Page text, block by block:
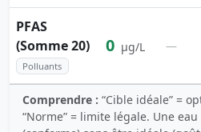
PFAS
(Somme 20)
Polluants
0 µg/L —
Comprendre : “Cible idéale” =
“Norme” = limite légale. Une